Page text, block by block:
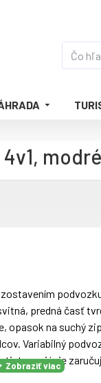
4v1, modré
predná časť
na suchý
Variabilný
variácie